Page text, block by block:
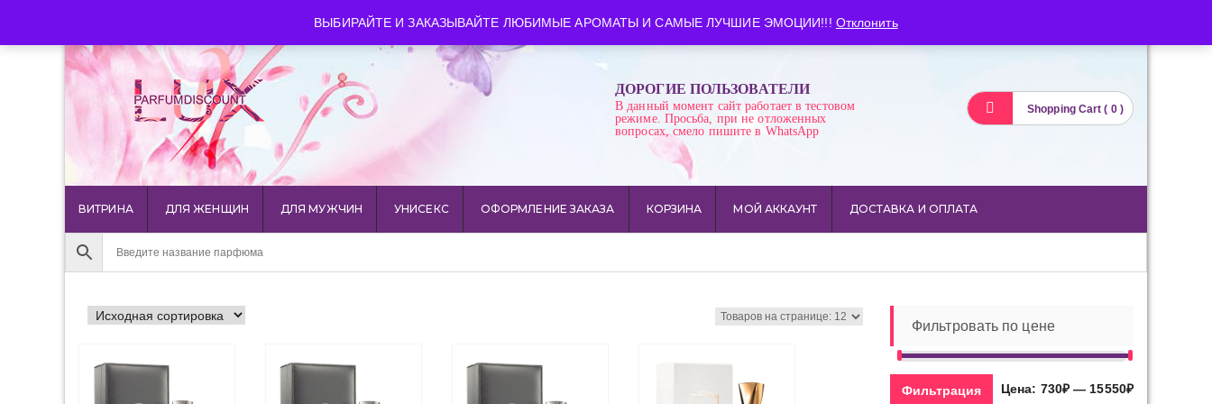
ВЫБИРАЙТЕ И ЗАКАЗЫВАЙТЕ ЛЮБИМЫЕ АРОМАТЫ И САМЫЕ ЛУЧШИЕ ЭМОЦИИ!!! Отклонить
+7 903 544 11 18 г. Москва Время работы: пн-сб 10:00-21:00
ДОРОГИЕ ПОЛЬЗОВАТЕЛИ
В данный момент сайт работает в тестовом
режиме. Просьба, при не отложенных
вопросах, смело пишите в WhatsApp
Shopping Cart ( 0 )
ВИТРИНА ДЛЯ ЖЕНЩИН ДЛЯ МУЖЧИН УНИСЕКС ОФОРМЛЕНИЕ ЗАКАЗА КОРЗИНА МОЙ АККАУНТ ДОСТАВКА И ОПЛАТА
Фильтровать по цене
Минимальная
Фильтрация Цена: 730₽— 15550₽